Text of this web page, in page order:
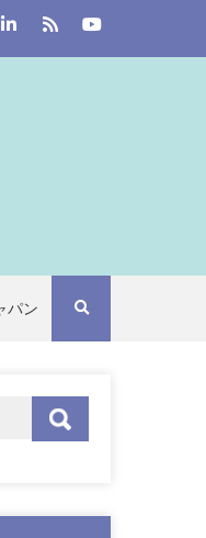
つの自治体から埼
パン